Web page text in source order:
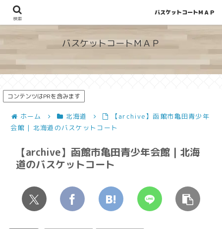
地図から探せる！穴場が見つかるバスケットコート情報
バスケットコートＭＡＰ
コンテンツはPRを含みます
ホーム 北海道
【archive】函館市亀田青少年
会館 | 北海道のバスケットコート
【archive】函館市亀田青少年会館 | 北海
道のバスケットコート
検索
バスケットコートＭＡＰ